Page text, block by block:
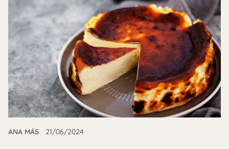
ANA MÁS 21/06/2024